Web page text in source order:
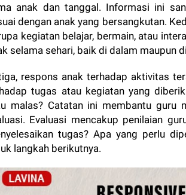
anak dan tanggal. Informasi ini
dengan anak yang bersangkutan.
kegiatan belajar, bermain, atau
selama sehari, baik di dalam maupun
respons anak terhadap aktivitas
tugas atau kegiatan yang
malas? Catatan ini membantu guru
Evaluasi mencakup penilaian
tugas? Apa yang perlu
langkah berikutnya.